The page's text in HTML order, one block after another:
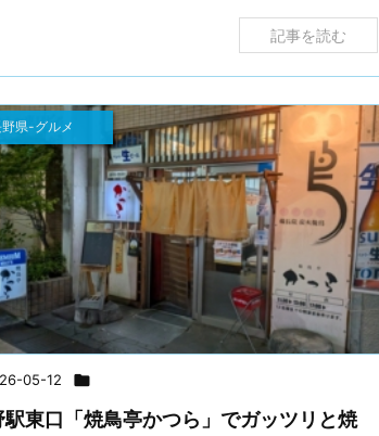
記事を読む
05-12 
野県-グルメ
駅東口「焼鳥亭かつら」でガッツリと焼